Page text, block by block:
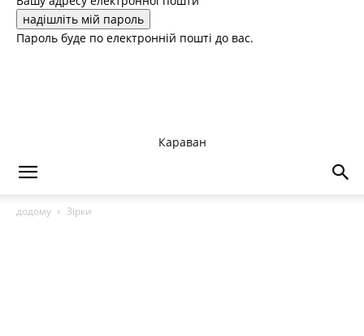
Пароль буде по електронній пошті до вас.
Караван
додому Зірки